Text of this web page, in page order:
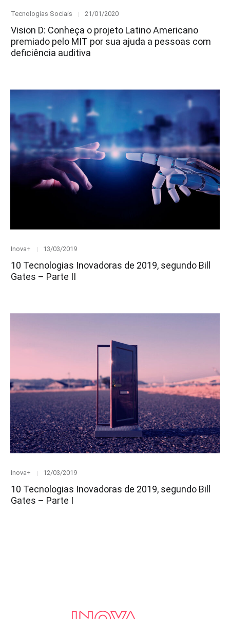
Category
Tecnologias Sociais
Posted
21/01/2020
Vision D: Conheça o projeto Latino Americano
premiado pelo MIT por sua ajuda a pessoas com
deficiência auditiva
Category
Inova+
Posted
13/03/2019
10 Tecnologias Inovadoras de 2019, segundo Bill
Gates – Parte II
Category
Inova+
Posted
12/03/2019
10 Tecnologias Inovadoras de 2019, segundo Bill
Gates – Parte I